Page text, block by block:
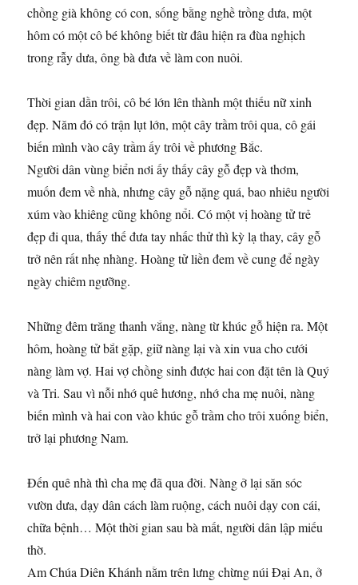
chồng già không có con, sống bằng nghề trồng dưa, một
hôm có một cô bé không biết từ đâu hiện ra đùa nghịch
trong rẫy dưa, ông bà đưa về làm con nuôi.
Thời gian dần trôi, cô bé lớn lên thành một thiếu nữ xinh
đẹp. Năm đó có trận lụt lớn, một cây trầm trôi qua, cô gái
biến mình vào cây trầm ấy trôi về phương Bắc.
Người dân vùng biển nơi ấy thấy cây gỗ đẹp và thơm,
muốn đem về nhà, nhưng cây gỗ nặng quá, bao nhiêu người
xúm vào khiêng cũng không nổi. Có một vị hoàng tử trẻ
đẹp đi qua, thấy thế đưa tay nhấc thử thì kỳ lạ thay, cây gỗ
trở nên rất nhẹ nhàng. Hoàng tử liền đem về cung để ngày
ngày chiêm ngưỡng.
Những đêm trăng thanh vắng, nàng từ khúc gỗ hiện ra. Một
hôm, hoàng tử bắt gặp, giữ nàng lại và xin vua cho cưới
nàng làm vợ. Hai vợ chồng sinh được hai con đặt tên là Quý
và Tri. Sau vì nỗi nhớ quê hương, nhớ cha mẹ nuôi, nàng
biến mình và hai con vào khúc gỗ trầm cho trôi xuống biển,
trở lại phương Nam.
Đến quê nhà thì cha mẹ đã qua đời. Nàng ở lại săn sóc
vườn dưa, dạy dân cách làm ruộng, cách nuôi dạy con cái,
chữa bệnh… Một thời gian sau bà mất, người dân lập miếu
thờ.
Am Chúa Diên Khánh nằm trên lưng chừng núi Đại An, ở